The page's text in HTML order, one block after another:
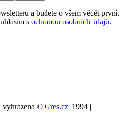
a budete o všem vědět první.
s ochranou osobních údajů.
vyhrazena © Gres.cz, 1994 |